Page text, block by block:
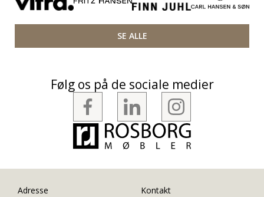
SE ALLE
Følg os på de sociale medier
Adresse Kontakt